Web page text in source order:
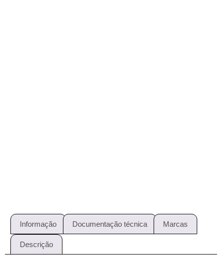
Informação Documentação técnica Marcas
Descrição